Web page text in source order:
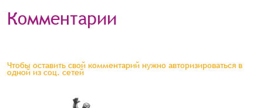
Комментарии
Чтобы оставить свой комментарий нужно авторизироваться в
одной из соц. сетей